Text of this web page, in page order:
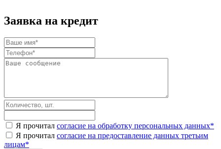
Заявка на кредит
Я прочитал согласие на обработку персональных данных*
Я прочитал согласие на предоставление данных третьим
лицам*